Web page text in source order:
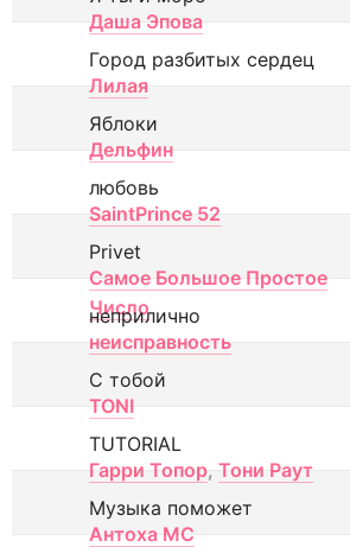
Даша Эпова
Город разбитых сердец
Лилая
Яблоки
Дельфин
любовь
SaintPrince 52
Privet
Самое Большое Простое
Число
неприлично
неисправность
С тобой
TONI
TUTORIAL
Гарри Топор, Тони Раут
Музыка поможет
Антоха МС